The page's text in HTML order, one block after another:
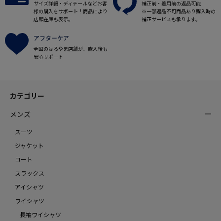
サイズ詳細・ディテールなどお客
様の購入をサポート！商品により
店頭在庫も表示。
補正前・着用前の返品可能
※一部返品不可商品あり購入時の
補正サービスも承ります。
アフターケア
全国のはるやま店舗が、購入後も
安心サポート
カテゴリー
メンズ
スーツ
ジャケット
コート
スラックス
アイシャツ
ワイシャツ
長袖ワイシャツ